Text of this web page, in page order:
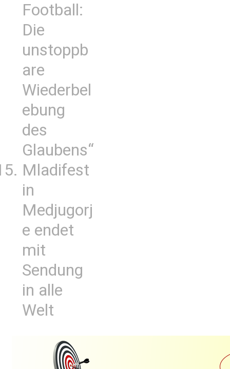
Football:
Die
unstoppb
are
Wiederbel
ebung
des
Glaubens“
Mladifest
in
Medjugorj
e endet
mit
Sendung
in alle
Welt